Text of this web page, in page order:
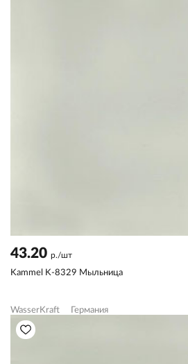
43.20 р./шт
Kammel K-8329 Мыльница
WasserKraft Германия